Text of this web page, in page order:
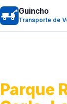
Guincho
Transporte de
Parque